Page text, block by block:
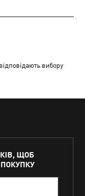
вибору
ЩОБ